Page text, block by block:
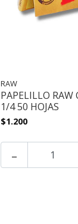
RAW
PAPELILLO RAW
1/4 50 HOJAS
$1.200
-